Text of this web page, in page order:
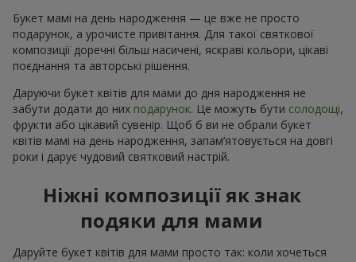
Букет мамі на день народження — це вже не просто
подарунок, а урочисте привітання. Для такої святкової
композиції доречні більш насичені, яскраві кольори, цікаві
поєднання та авторські рішення.
Даруючи букет квітів для мами до дня народження не
забути додати до них подарунок. Це можуть бути солодощі,
фрукти або цікавий сувенір. Щоб б ви не обрали букет
квітів мамі на день народження, запам’ятовується на довгі
роки і дарує чудовий святковий настрій.
Ніжні композиції як знак
подяки для мами
Даруйте букет квітів для мами просто так: коли хочеться